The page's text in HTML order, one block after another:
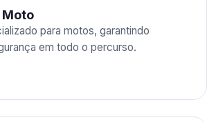
Moto
para motos, garantindo
em todo o percurso.